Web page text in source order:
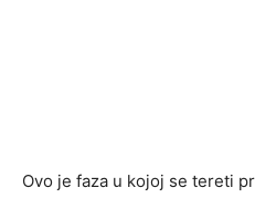
Ovo je faza u kojoj se tereti